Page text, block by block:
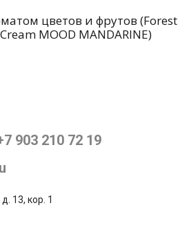
цветов и фрутов (Forest
MOOD MANDARINE)
903 210 72 19
13, кор. 1